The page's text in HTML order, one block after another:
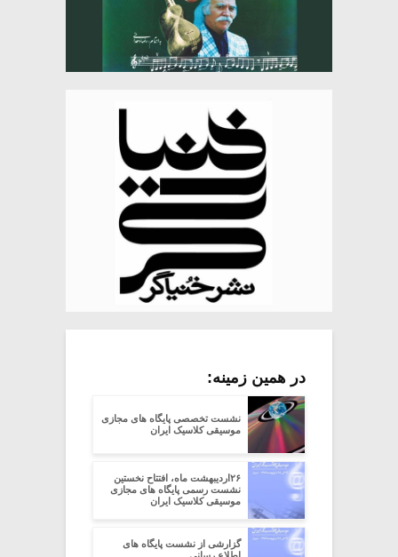
در همین زمینه:
نشست تخصصی پایگاه های مجازی
موسیقی کلاسیک ایران
۲۶اردیبهشت ماه، افتتاح نخستین
نشست رسمی پایگاه های مجازی
موسیقی کلاسیک ایران
گزارشی از نشست پایگاه های